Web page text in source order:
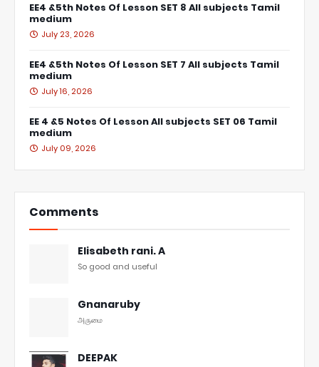
EE4 &5th Notes Of Lesson SET 8 All subjects Tamil
medium
July 23, 2026
EE4 &5th Notes Of Lesson SET 7 All subjects Tamil
medium
July 16, 2026
EE 4 &5 Notes Of Lesson All subjects SET 06 Tamil
medium
July 09, 2026
Comments
Elisabeth rani. A
So good and useful
Gnanaruby
அருமை
DEEPAK